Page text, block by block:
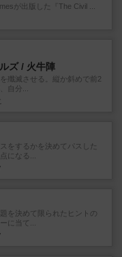
が出版した『The Civil ...
ズ / 火牛陣
殲滅させる。縦か斜めで前2
自分...
をするかを決めてパスした
になる...
を決めて限られたヒントの
に当て...